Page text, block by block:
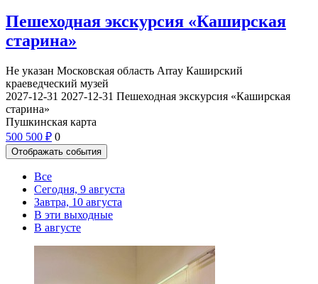
Пешеходная экскурсия «Каширская
старина»
Не указан Московская область Array Каширский
краеведческий музей
2027-12-31 2027-12-31 Пешеходная экскурсия «Каширская
старина»
Пушкинская карта
500 500 ₽ 0
Отображать события
Все
Сегодня, 9 августа
Завтра, 10 августа
В эти выходные
В августе